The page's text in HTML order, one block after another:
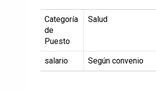
Categoría
de
Puesto
Salud
salario Según convenio